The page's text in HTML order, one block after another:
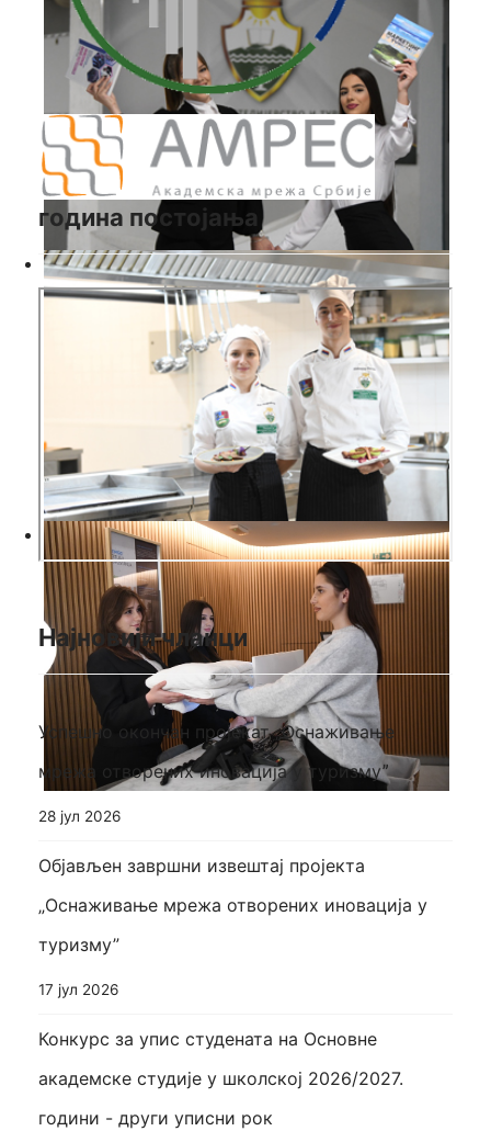
година постојања
Најновији чланци
Успешно окончан пројекат „Оснаживање
мрежа отворених иновација у туризмуˮ
28 јул 2026
Објављен завршни извештај пројекта
„Оснаживање мрежа отворених иновација у
туризму”
17 јул 2026
Конкурс за упис студената на Основне
академске студије у школској 2026/2027.
години - други уписни рок